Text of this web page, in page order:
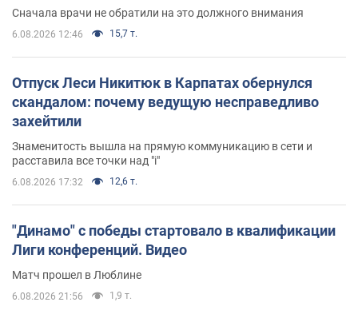
Сначала врачи не обратили на это должного внимания
6.08.2026 12:46 15,7 т.
Отпуск Леси Никитюк в Карпатах обернулся
скандалом: почему ведущую несправедливо
захейтили
Знаменитость вышла на прямую коммуникацию в сети и
расставила все точки над "i"
6.08.2026 17:32 12,6 т.
"Динамо" с победы стартовало в квалификации
Лиги конференций. Видео
Матч прошел в Люблине
6.08.2026 21:56 1,9 т.